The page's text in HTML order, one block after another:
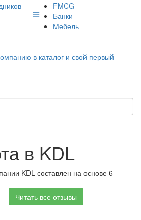
FMCG
Банки
Мебель
в каталог и свой первый
в KDL
KDL составлен на основе 6
Читать все отзывы